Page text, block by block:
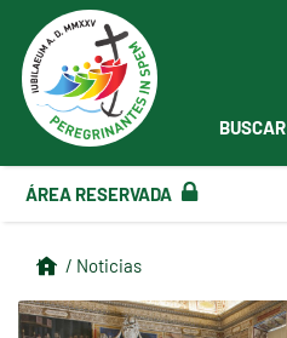
BUSCAR
ÁREA RESERVADA
/ Noticias